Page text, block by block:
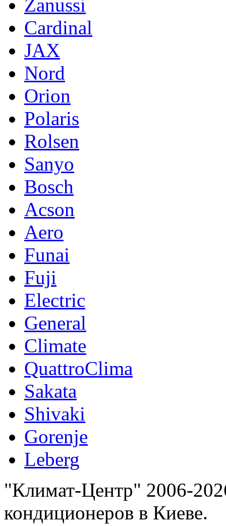
Zanussi
Cardinal
JAX
Nord
Orion
Polaris
Rolsen
Sanyo
Bosch
Acson
Aero
Funai
Fuji
Electric
General
Climate
QuattroClima
Sakata
Shivaki
Gorenje
Leberg
"Климат-Центр" 2006-
кондиционеров в Киеве.